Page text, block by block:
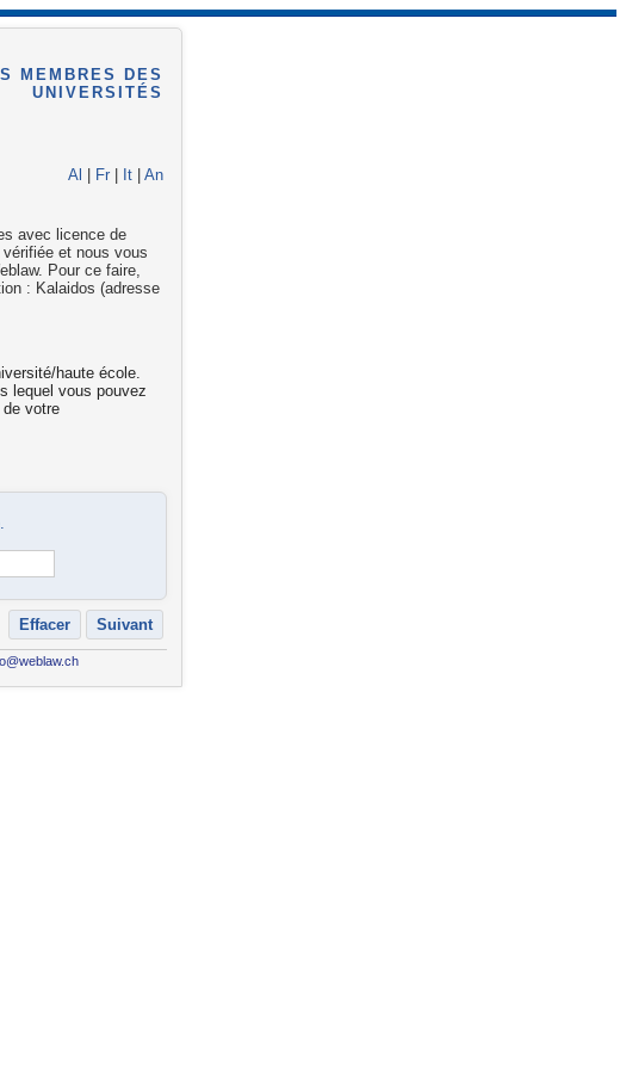
MEMBRES DES
UNIVERSITÉS
Al Fr It An
avec licence de
et nous vous
Pour ce faire,
: Kalaidos (adresse
haute école.
lequel vous pouvez
votre